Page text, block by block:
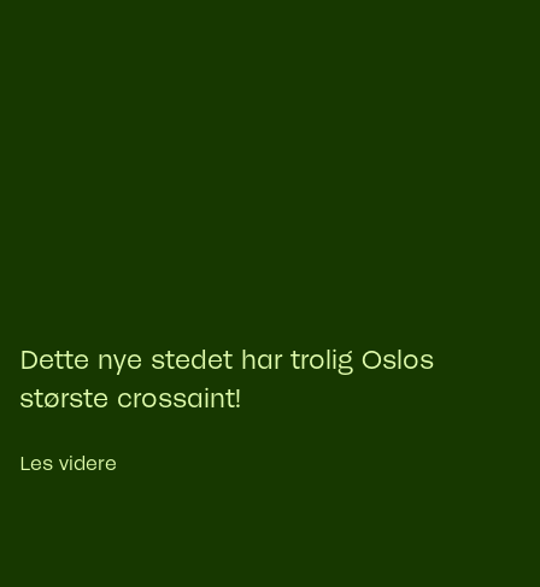
Dette nye stedet har trolig Oslos
største crossaint!
Les videre